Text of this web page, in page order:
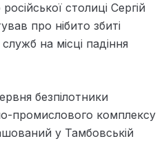
столиці Сергій
про нібито збиті
на місці падіння
безпілотники
промислового комплексу
у Тамбовській